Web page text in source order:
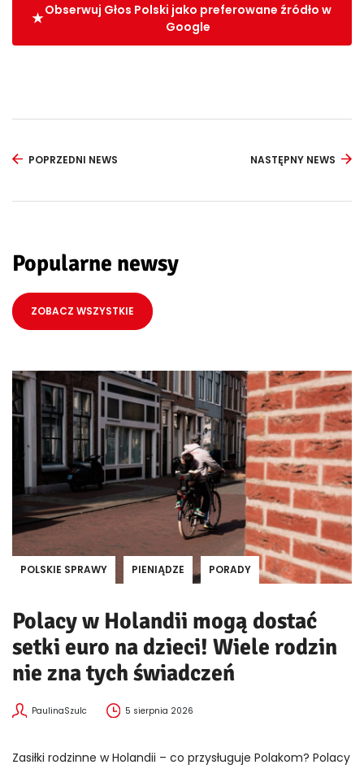
Obserwuj Głos Polski jako preferowane źródło w
Google
POPRZEDNI NEWS NASTĘPNY NEWS
Popularne newsy
ZOBACZ WSZYSTKIE
POLSKIE SPRAWY PIENIĄDZE PORADY
Polacy w Holandii mogą dostać
setki euro na dzieci! Wiele rodzin
nie zna tych świadczeń
PaulinaSzulc 5 sierpnia 2026
Zasiłki rodzinne w Holandii – co przysługuje Polakom? Polacy